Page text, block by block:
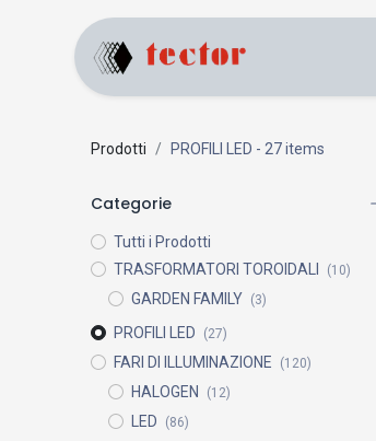
Prodotti PROFILI LED - 27 items
Categorie
Tutti i Prodotti
TRASFORMATORI TOROIDALI
(10)
GARDEN FAMILY (3)
PROFILI LED (27)
FARI DI ILLUMINAZIONE (120)
HALOGEN (12)
LED (86)